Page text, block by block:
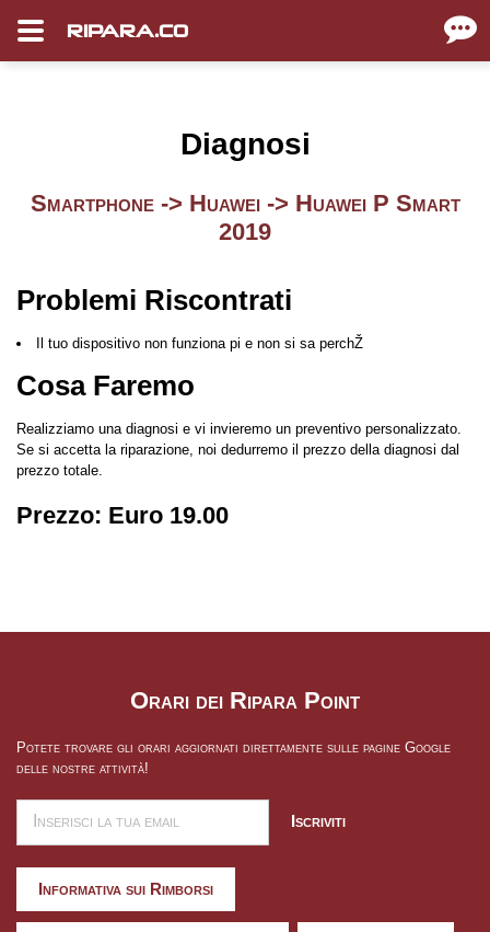
RIPARA.CO
Diagnosi
Smartphone -> Huawei -> Huawei P Smart
2019
Problemi Riscontrati
Il tuo dispositivo non funziona pi e non si sa perchŽ
Cosa Faremo
Realizziamo una diagnosi e vi invieremo un preventivo personalizzato.
Se si accetta la riparazione, noi dedurremo il prezzo della diagnosi dal
prezzo totale.
Prezzo: Euro 19.00
Orari dei Ripara Point
Potete trovare gli orari aggiornati direttamente sulle pagine Google
delle nostre attività!
Iscriviti
Informativa sui Rimborsi